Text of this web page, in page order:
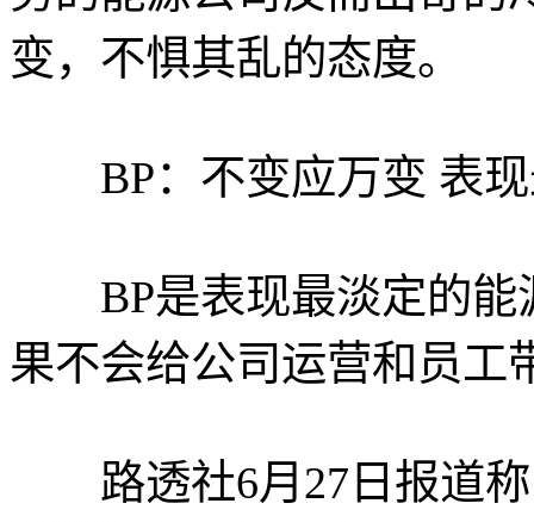
变，不惧其乱的态度。
BP：不变应万变 表现
BP是表现最淡定的能
果不会给公司运营和员工
路透社6月27日报道称